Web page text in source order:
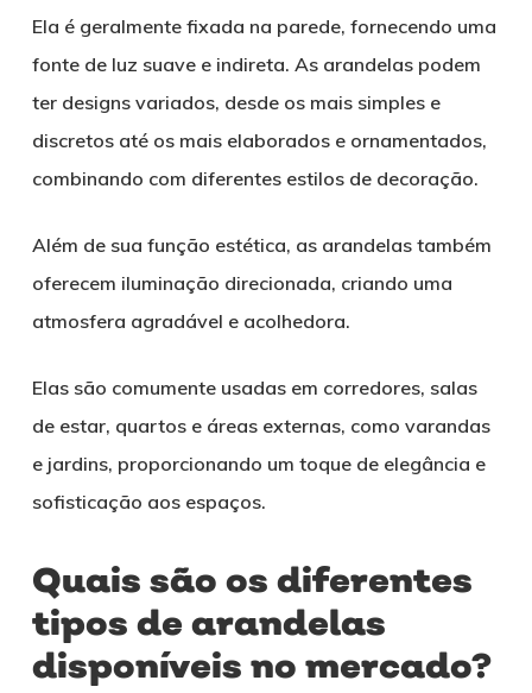
Ela é geralmente fixada na parede, fornecendo uma
fonte de luz suave e indireta. As arandelas podem
ter designs variados, desde os mais simples e
discretos até os mais elaborados e ornamentados,
combinando com diferentes estilos de decoração.
Além de sua função estética, as arandelas também
oferecem iluminação direcionada, criando uma
atmosfera agradável e acolhedora.
Elas são comumente usadas em corredores, salas
de estar, quartos e áreas externas, como varandas
e jardins, proporcionando um toque de elegância e
sofisticação aos espaços.
Quais são os diferentes
tipos de arandelas
disponíveis no mercado?